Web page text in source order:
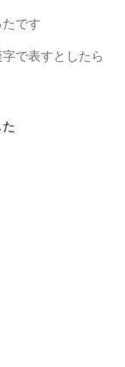
です
で表すとしたら